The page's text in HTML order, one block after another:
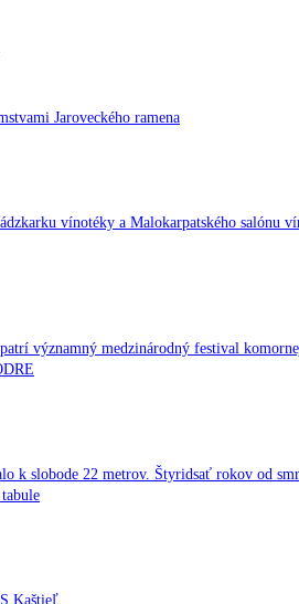
Jaroveckého ramena
vínotéky a Malokarpatského salónu
významný medzinárodný festival
k slobode 22 metrov. Štyridsať rokov od
Kaštieľ